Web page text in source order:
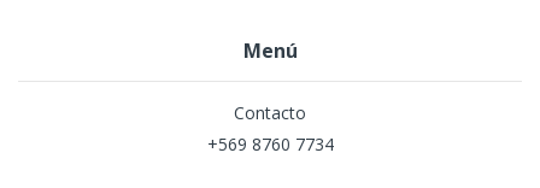
Menú
Contacto
+569 8760 7734